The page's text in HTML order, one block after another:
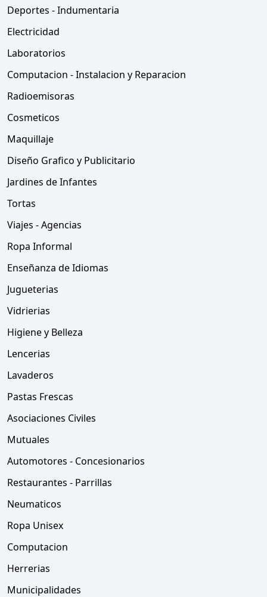
Deportes - Indumentaria
Electricidad
Laboratorios
Computacion - Instalacion y Reparacion
Radioemisoras
Cosmeticos
Maquillaje
Diseño Grafico y Publicitario
Jardines de Infantes
Tortas
Viajes - Agencias
Ropa Informal
Enseñanza de Idiomas
Jugueterias
Vidrierias
Higiene y Belleza
Lencerias
Lavaderos
Pastas Frescas
Asociaciones Civiles
Mutuales
Automotores - Concesionarios
Restaurantes - Parrillas
Neumaticos
Ropa Unisex
Computacion
Herrerias
Municipalidades